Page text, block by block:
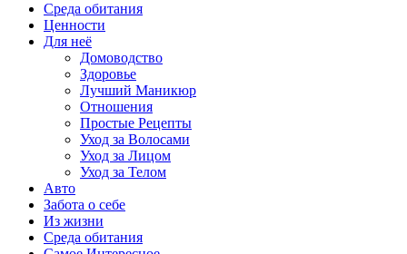
Среда обитания
Ценности
Для неё
Домоводство
Здоровье
Лучший Маникюр
Отношения
Простые Рецепты
Уход за Волосами
Уход за Лицом
Уход за Телом
Авто
Забота о себе
Из жизни
Среда обитания